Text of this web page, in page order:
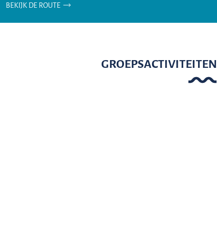
BEKIJK DE ROUTE
GROEPSACTIVITEITEN